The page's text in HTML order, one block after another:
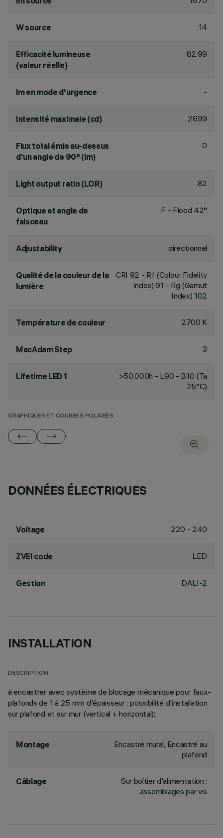
W source 14
Efficacité lumineuse
(valeur réelle)
82.99
lm en mode d'urgence -
Intensité maximale (cd) 2699
Flux total émis au-dessus
d'un angle de 90° (lm)
0
Light output ratio (LOR) 82
Optique et angle de
faisceau
F - Flood 42°
Adjustability directionnel
Qualité de la couleur de la
lumière
CRI 92 - Rf (Colour Fidelity
Index) 91 - Rg (Gamut
Index) 102
Température de couleur 2700 K
MacAdam Step 3
Lifetime LED 1
>50,000h - L90 - B10 (Ta
25°C)
GRAPHIQUES ET COURBES POLAIRES
DONNÉES ÉLECTRIQUES
Voltage 220 - 240
ZVEI code LED
Gestion DALI-2
INSTALLATION
DESCRIPTION
à encastrer avec système de blocage mécanique pour faux-
plafonds de 1 à 25 mm d'épaisseur ; possibilité d'installation
sur plafond et sur mur (vertical + horizontal);
Montage
Encastré mural, Encastré au
plafond
Câblage
Sur boîtier d'alimentation :
assemblages par vis